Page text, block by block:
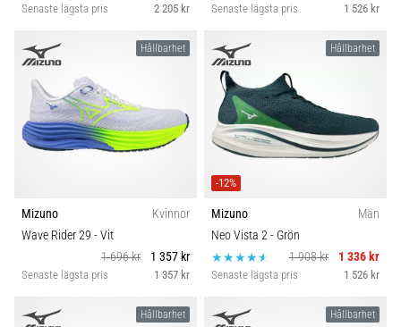
Senaste lägsta pris 2 205 kr Senaste lägsta pris 1 526 kr
Hållbarhet
Mizuno
Kvinnor
Wave Rider 29 - Vit
1 696 kr
1 357 kr
Senaste lägsta pris 1 357 kr
Hållbarhet
-12%
Mizuno
Män
Neo Vista 2- Grön
1 908 kr
1 336 kr
Senaste lägsta pris 1 526 kr
Hållbarhet Hållbarhet